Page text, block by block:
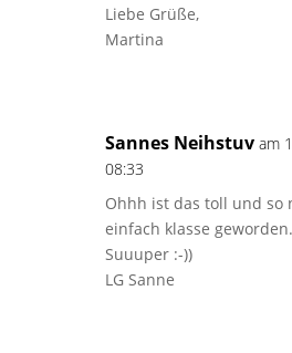
Liebe Grüße,
Martina
Sannes Neihstuv am
08:33
Ohhh ist das toll und so
einfach klasse geworden.
Suuuper :-))
LG Sanne